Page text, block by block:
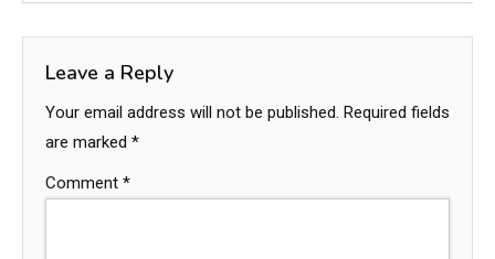
Leave a Reply
Your email address will not be published. Required fields
are marked *
Comment *